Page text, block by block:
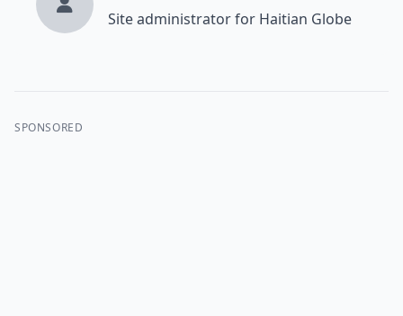
Site administrator for Haitian Globe
SPONSORED